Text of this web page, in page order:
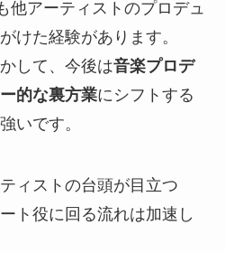
他アーティストのプロデュ
けた経験があります。
して、今後は音楽プロデ
的な裏方業にシフトする
いです。
ィストの台頭が目立つ
ト役に回る流れは加速し